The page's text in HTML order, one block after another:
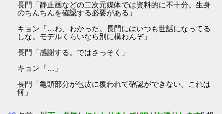
長門「静止画などの二次元媒体では資料的に不十分。生身
のちんちんを確認する必要がある」
キョン「…わ、わかった。長門にはいつも世話になってる
しな。モデルくらいなら別に構わんぞ」
長門「感謝する。ではさっそく」
キョン「…」
長門「亀頭部分が包皮に覆われて確認ができない。これは
何」